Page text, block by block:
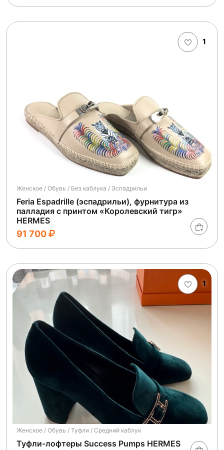
1
Женское / Обувь / Без каблука / Эспадрильи
Feria Espadrille (эспадрильи), фурнитура из
палладия с принтом «Королевский тигр»
HERMES
91 700
1
Женское / Обувь / Туфли / Средний каблук
Туфли-лофтеры Success Pumps HERMES